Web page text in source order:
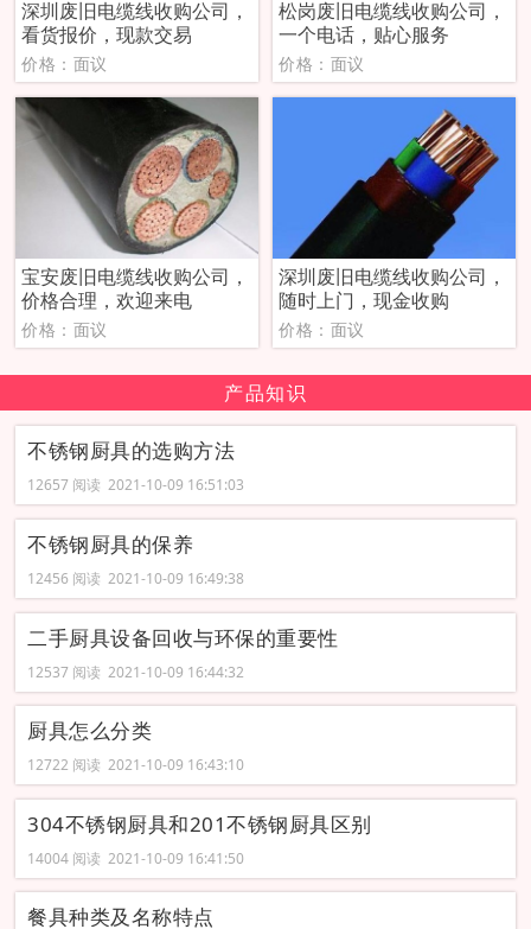
深圳废旧电缆线收购公司，
看货报价，现款交易
价格：面议
松岗废旧电缆线收购公司，
一个电话，贴心服务
价格：面议
宝安废旧电缆线收购公司，
价格合理，欢迎来电
价格：面议
深圳废旧电缆线收购公司，
随时上门，现金收购
价格：面议
产品知识
不锈钢厨具的选购方法
12657 阅读 2021-10-09 16:51:03
不锈钢厨具的保养
12456 阅读 2021-10-09 16:49:38
二手厨具设备回收与环保的重要性
12537 阅读 2021-10-09 16:44:32
厨具怎么分类
12722 阅读 2021-10-09 16:43:10
304不锈钢厨具和201不锈钢厨具区别
14004 阅读 2021-10-09 16:41:50
餐具种类及名称特点